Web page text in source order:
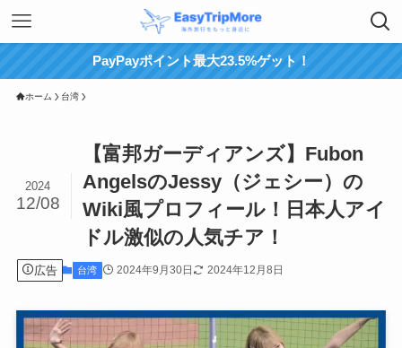
PayPayポイント最大23.5%ゲット！
ホーム 台湾
【富邦ガーディアンズ】Fubon
AngelsのJessy（ジェシー）の
Wiki風プロフィール！日本人アイ
ドル激似の人気チア！
2024
12/08
広告 台湾 2024年9月30日 2024年12月8日